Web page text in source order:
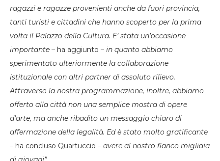
ragazzi e ragazze provenienti anche da fuori provincia,
tanti turisti e cittadini che hanno scoperto per la prima
volta il Palazzo della Cultura. E’ stata un’occasione
importante – ha aggiunto – in quanto abbiamo
sperimentato ulteriormente la collaborazione
istituzionale con altri partner di assoluto rilievo.
Attraverso la nostra programmazione, inoltre, abbiamo
offerto alla città non una semplice mostra di opere
d’arte, ma anche ribadito un messaggio chiaro di
affermazione della legalità. Ed è stato molto gratificante
– ha concluso Quartuccio – avere al nostro fianco migliaia